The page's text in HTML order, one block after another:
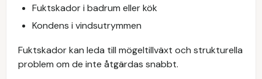
Fuktskador i badrum eller kök
Kondens i vindsutrymmen
Fuktskador kan leda till mögeltillväxt och strukturella
problem om de inte åtgärdas snabbt.